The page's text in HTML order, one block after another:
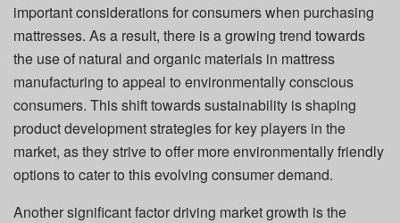
important considerations for consumers when purchasing
mattresses. As a result, there is a growing trend towards
the use of natural and organic materials in mattress
manufacturing to appeal to environmentally conscious
consumers. This shift towards sustainability is shaping
product development strategies for key players in the
market, as they strive to offer more environmentally friendly
options to cater to this evolving consumer demand.
Another significant factor driving market growth is the